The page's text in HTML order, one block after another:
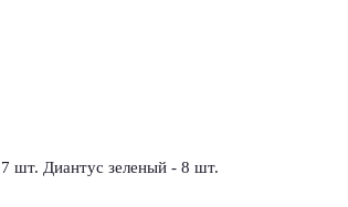
шт. Диантус зеленый - 8 шт.